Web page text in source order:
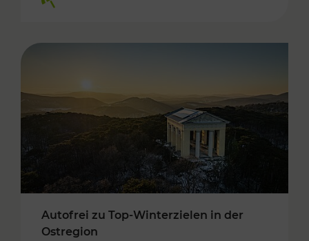
Autofrei zu Top-Winterzielen in der
Ostregion